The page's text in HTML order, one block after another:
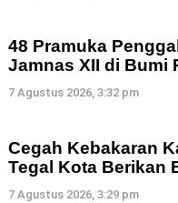
48 Pramuka
Jamnas XII di Bumi
7 Agustus 2026, 3:32 pm
Cegah Kebakaran
Tegal Kota Berikan
7 Agustus 2026, 3:29 pm